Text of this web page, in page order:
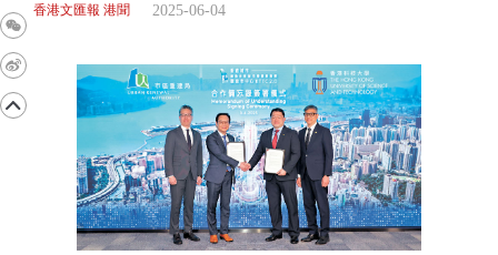
香港文匯報 港聞 2025-06-04